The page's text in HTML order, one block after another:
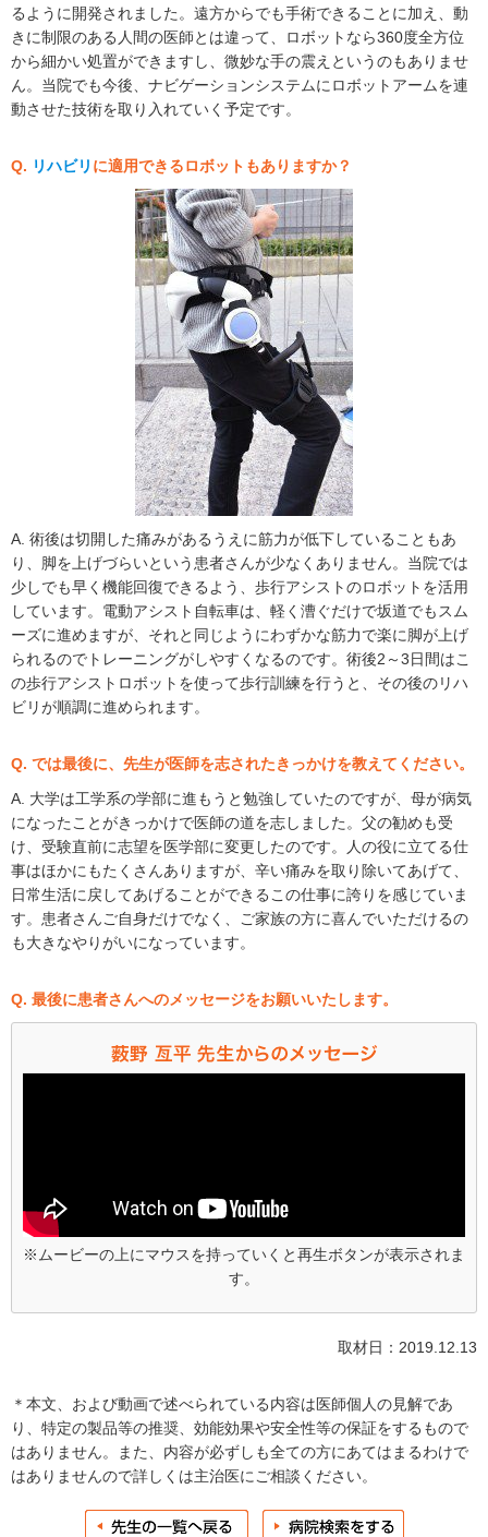
るように開発されました。遠方からでも手術できることに加え、動
きに制限のある人間の医師とは違って、ロボットなら360度全方位
から細かい処置ができますし、微妙な手の震えというのもありませ
ん。当院でも今後、ナビゲーションシステムにロボットアームを連
動させた技術を取り入れていく予定です。
Q. リハビリ に適用できるロボットもありますか？
A. 術後は切開した痛みがあるうえに筋力が低下していることもあ
り、脚を上げづらいという患者さんが少なくありません。当院では
少しでも早く機能回復できるよう、歩行アシストのロボットを活用
しています。電動アシスト自転車は、軽く漕ぐだけで坂道でもスム
ーズに進めますが、それと同じようにわずかな筋力で楽に脚が上げ
られるのでトレーニングがしやすくなるのです。術後2～3日間はこ
の歩行アシストロボットを使って歩行訓練を行うと、その後のリハ
ビリが順調に進められます。
Q. では最後に、先生が医師を志されたきっかけを教えてください。
A. 大学は工学系の学部に進もうと勉強していたのですが、母が病気
になったことがきっかけで医師の道を志しました。父の勧めも受
け、受験直前に志望を医学部に変更したのです。人の役に立てる仕
事はほかにもたくさんありますが、辛い痛みを取り除いてあげて、
日常生活に戻してあげることができるこの仕事に誇りを感じていま
す。患者さんご自身だけでなく、ご家族の方に喜んでいただけるの
も大きなやりがいになっています。
Q. 最後に患者さんへのメッセージをお願いいたします。
※ムービーの上にマウスを持っていくと再生ボタンが表示されま
す。
取材日：2019.12.13
＊本文、および動画で述べられている内容は医師個人の見解であ
り、特定の製品等の推奨、効能効果や安全性等の保証をするもので
はありません。また、内容が必ずしも全ての方にあてはまるわけで
はありませんので詳しくは主治医にご相談ください。